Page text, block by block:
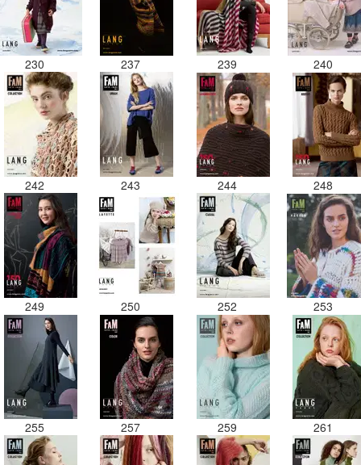
230 237 239 240
242 243 244 248
249 250 252 253
255 257 259 261